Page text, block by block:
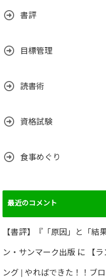
書評
目標管理
読書術
資格試験
食事めぐり
最近のコメント
【書評】『「原因」と「結
ン・サンマーク出版 に 【
ング | やればできた！！ブロ